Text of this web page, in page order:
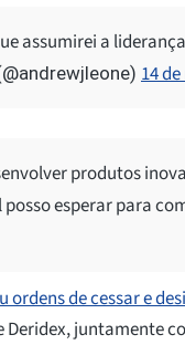
assumirei a
14
produtos
esperar para
ordens de cessar e
Deridex, juntamente